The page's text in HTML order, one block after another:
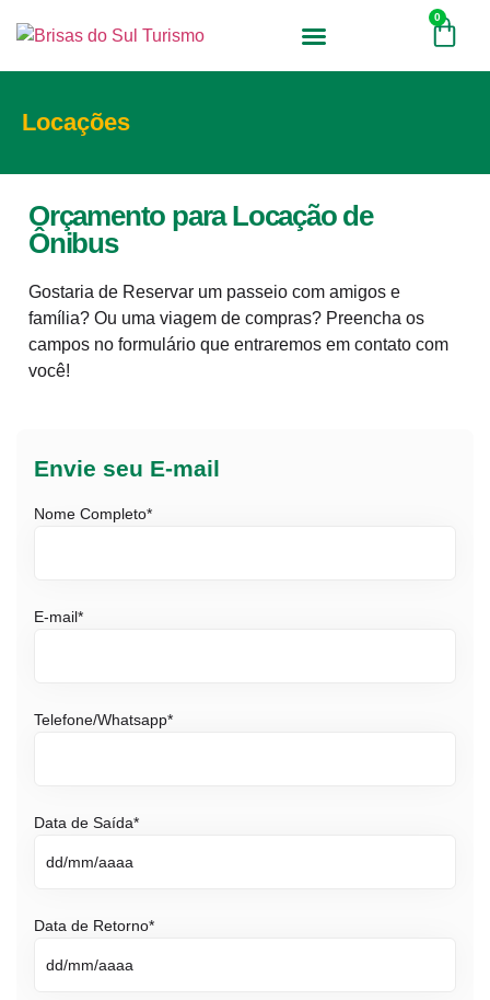
0
Locações
Orçamento para Locação de
Ônibus
Gostaria de Reservar um passeio com amigos e
família? Ou uma viagem de compras? Preencha os
campos no formulário que entraremos em contato com
você!
Envie seu E-mail
Nome Completo*
E-mail*
Telefone/Whatsapp*
Data de Saída*
Data de Retorno*